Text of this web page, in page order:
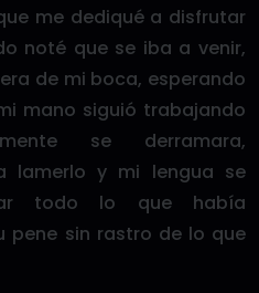
me dediqué a disfrutar
noté que se iba a venir,
de mi boca, esperando
mano siguió trabajando
se derramara,
lamerlo y mi lengua se
todo lo que había
pene sin rastro de lo que